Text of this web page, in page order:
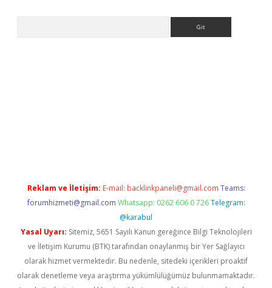
Reklam ve İletişim: E-mail: backlinkpaneli@gmail.com Teams:
forumhizmeti@gmail.com Whatsapp: 0262 606 0 726 Telegram:
@karabul
Yasal Uyarı: Sitemiz, 5651 Sayılı Kanun gereğince Bilgi Teknolojileri
ve İletişim Kurumu (BTK) tarafından onaylanmış bir Yer Sağlayıcı
olarak hizmet vermektedir. Bu nedenle, sitedeki içerikleri proaktif
olarak denetleme veya araştırma yükümlülüğümüz bulunmamaktadır.